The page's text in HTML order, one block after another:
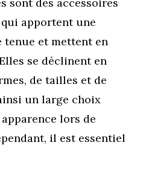
sont des accessoires
apportent une
tenue et mettent en
se déclinent en
de tailles et de
un large choix
lors de
il est essentiel